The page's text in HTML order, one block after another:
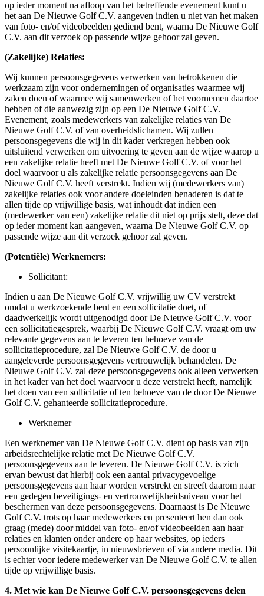
op ieder moment na afloop van het betreffende evenement kunt u
het aan De Nieuwe Golf C.V. aangeven indien u niet van het maken
van foto- en/of videobeelden gediend bent, waarna De Nieuwe Golf
C.V. aan dit verzoek op passende wijze gehoor zal geven.
(Zakelijke) Relaties:
Wij kunnen persoonsgegevens verwerken van betrokkenen die
werkzaam zijn voor ondernemingen of organisaties waarmee wij
zaken doen of waarmee wij samenwerken of het voornemen daartoe
hebben of die aanwezig zijn op een De Nieuwe Golf C.V.
Evenement, zoals medewerkers van zakelijke relaties van De
Nieuwe Golf C.V. of van overheidslichamen. Wij zullen
persoonsgegevens die wij in dit kader verkregen hebben ook
uitsluitend verwerken om uitvoering te geven aan de wijze waarop u
een zakelijke relatie heeft met De Nieuwe Golf C.V. of voor het
doel waarvoor u als zakelijke relatie persoonsgegevens aan De
Nieuwe Golf C.V. heeft verstrekt. Indien wij (medewerkers van)
zakelijke relaties ook voor andere doeleinden benaderen is dat te
allen tijde op vrijwillige basis, wat inhoudt dat indien een
(medewerker van een) zakelijke relatie dit niet op prijs stelt, deze dat
op ieder moment kan aangeven, waarna De Nieuwe Golf C.V. op
passende wijze aan dit verzoek gehoor zal geven.
(Potentiële) Werknemers:
Sollicitant:
Indien u aan De Nieuwe Golf C.V. vrijwillig uw CV verstrekt
omdat u werkzoekende bent en een sollicitatie doet, of
daadwerkelijk wordt uitgenodigd door De Nieuwe Golf C.V. voor
een sollicitatiegesprek, waarbij De Nieuwe Golf C.V. vraagt om uw
relevante gegevens aan te leveren ten behoeve van de
sollicitatieprocedure, zal De Nieuwe Golf C.V. de door u
aangeleverde persoonsgegevens vertrouwelijk behandelen. De
Nieuwe Golf C.V. zal deze persoonsgegevens ook alleen verwerken
in het kader van het doel waarvoor u deze verstrekt heeft, namelijk
het doen van een sollicitatie of ten behoeve van de door De Nieuwe
Golf C.V. gehanteerde sollicitatieprocedure.
Werknemer
Een werknemer van De Nieuwe Golf C.V. dient op basis van zijn
arbeidsrechtelijke relatie met De Nieuwe Golf C.V.
persoonsgegevens aan te leveren. De Nieuwe Golf C.V. is zich
ervan bewust dat hierbij ook een aantal privacygevoelige
persoonsgegevens aan haar worden verstrekt en streeft daarom naar
een gedegen beveiligings- en vertrouwelijkheidsniveau voor het
beschermen van deze persoonsgegevens. Daarnaast is De Nieuwe
Golf C.V. trots op haar medewerkers en presenteert hen dan ook
graag (mede) door middel van foto- en/of videobeelden aan haar
relaties en klanten onder andere op haar websites, op ieders
persoonlijke visitekaartje, in nieuwsbrieven of via andere media. Dit
is echter voor iedere medewerker van De Nieuwe Golf C.V. te allen
tijde op vrijwillige basis.
4. Met wie kan De Nieuwe Golf C.V. persoonsgegevens delen